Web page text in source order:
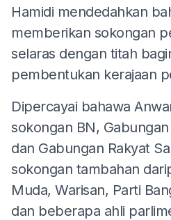
Hamidi mendedahkan
memberikan sokongan
selaras dengan titah
pembentukan kerajaan
Dipercayai bahawa
sokongan BN,
dan Gabungan Rakyat
sokongan tambahan
Muda, Warisan, Parti
dan beberapa ahli